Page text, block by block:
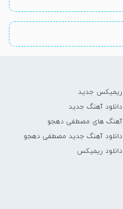
ریمیکس جدید
دانلود آهنگ جدید
آهنگ های مصطفی دهجو
دانلود آهنگ جدید مصطفی دهجو
دانلود ریمیکس